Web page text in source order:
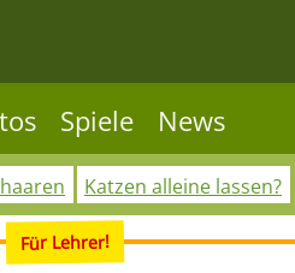
Spiele News
Katzen alleine lassen?
Für Lehrer!